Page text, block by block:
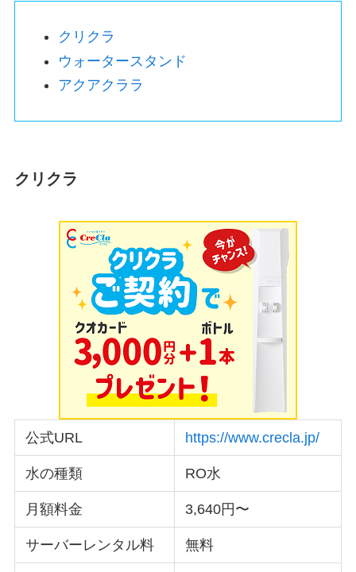
クリクラ
ウォータースタンド
アクアクララ
クリクラ
公式URL https://www.crecla.jp/
水の種類 RO水
月額料金 3,640円〜
サーバーレンタル料 無料